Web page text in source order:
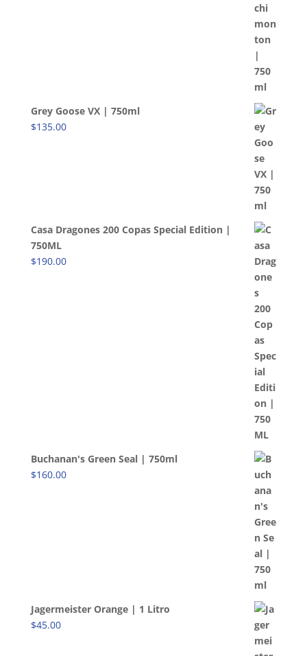
Grey Goose VX | 750ml
$135.00
Casa Dragones 200 Copas Special Edition |
750ML
$190.00
Buchanan's Green Seal | 750ml
$160.00
Jagermeister Orange | 1 Litro
$45.00